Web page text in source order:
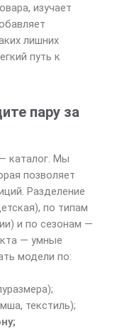
изучает
лишних
путь к
пару за
каталог. Мы
позволяет
Разделение
по типам
и по сезонам —
— умные
модели по:
текстиль);